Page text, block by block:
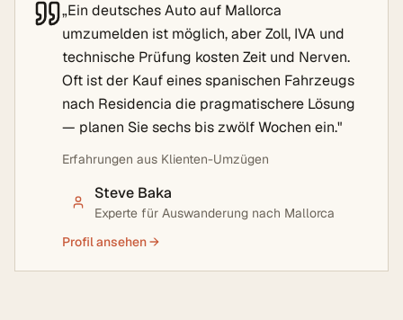
„Ein deutsches Auto auf Mallorca
umzumelden ist möglich, aber Zoll, IVA und
technische Prüfung kosten Zeit und Nerven.
Oft ist der Kauf eines spanischen Fahrzeugs
nach Residencia die pragmatischere Lösung
— planen Sie sechs bis zwölf Wochen ein."
Erfahrungen aus Klienten-Umzügen
Steve Baka
Experte für Auswanderung nach Mallorca
Profil ansehen →